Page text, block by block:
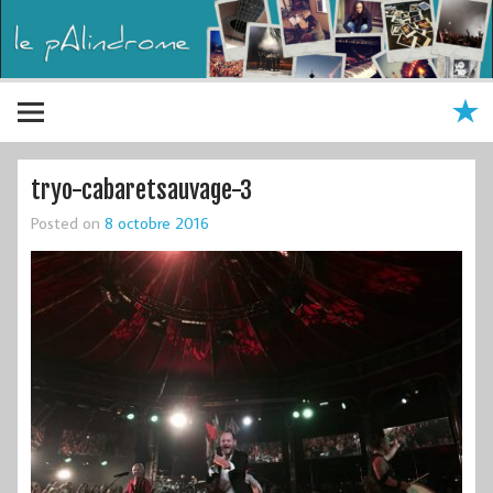
tryo-cabaretsauvage-3
Posted on 8 octobre 2016